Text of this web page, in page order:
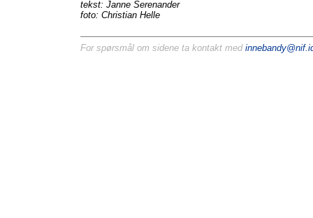
tekst: Janne Serenander
foto: Christian Helle
For spørsmål om sidene ta kontakt med